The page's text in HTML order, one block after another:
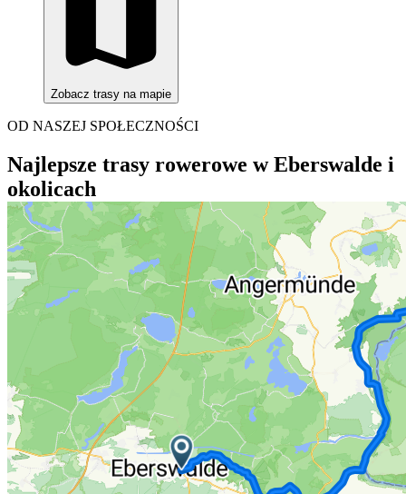
Zobacz trasy na mapie
OD NASZEJ SPOŁECZNOŚCI
Najlepsze trasy rowerowe w Eberswalde i
okolicach